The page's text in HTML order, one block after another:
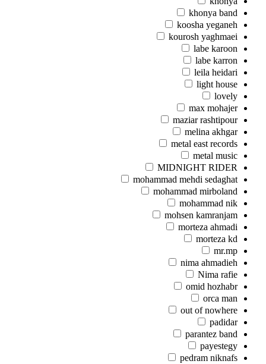
khonya band
koosha yeganeh
kourosh yaghmaei
labe karoon
labe karron
leila heidari
light house
lovely
max mohajer
maziar rashtipour
melina akhgar
metal east records
metal music
MIDNIGHT RIDER
mohammad mehdi sedaghat
mohammad mirboland
mohammad nik
mohsen kamranjam
morteza ahmadi
morteza kd
mr.mp
nima ahmadieh
Nima rafie
omid hozhabr
orca man
out of nowhere
padidar
parantez band
payestegy
pedram niknafs